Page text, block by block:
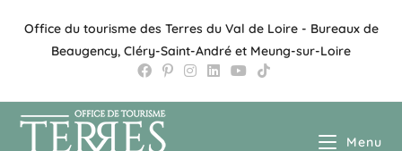
Office du tourisme des Terres du Val de Loire - Bureaux de
Beaugency, Cléry-Saint-André et Meung-sur-Loire
Menu